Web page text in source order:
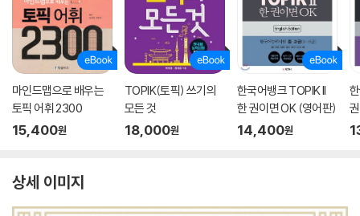
마인드맵으로 배우는
토픽 어휘 2300
15,400원
TOPIK(토픽) 쓰기의
모든 것
18,000원
한국어뱅크 TOPIK II
한 권이면 OK (영어판)
14,400원
상세 이미지